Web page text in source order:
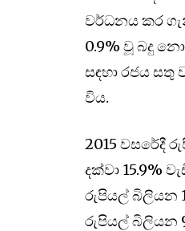
වර්ධනය කර
0.9% වූ බදු
සඳහා රජය සතු
විය.
2015 වසරේදී
දක්වා 15.9%
රුපියල් බිලියන
රුපියල් බිලියන